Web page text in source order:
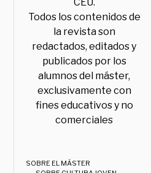
CEU.
Todos los contenidos de
la revista son
redactados, editados y
publicados por los
alumnos del máster,
exclusivamente con
fines educativos y no
comerciales
SOBRE EL MÁSTER